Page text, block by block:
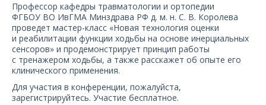
Профессор кафедры травматологии и ортопедии
ФГБОУ ВО ИвГМА Минздрава РФ д. м. н. С. В. Королева
проведет мастер-класс «Новая технология оценки
и реабилитации функции ходьбы на основе инерциальных
сенсоров» и продемонстрирует принцип работы
с тренажером ходьбы, а также расскажет об опыте его
клинического применения.
Для участия в конференции, пожалуйста,
зарегистрируйтесь. Участие бесплатное.